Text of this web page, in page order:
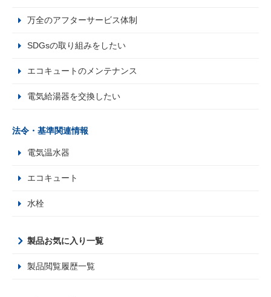
万全のアフターサービス体制
SDGsの取り組みをしたい
エコキュートのメンテナンス
電気給湯器を交換したい
法令・基準関連情報
電気温水器
エコキュート
水栓
製品お気に入り一覧
製品閲覧履歴一覧